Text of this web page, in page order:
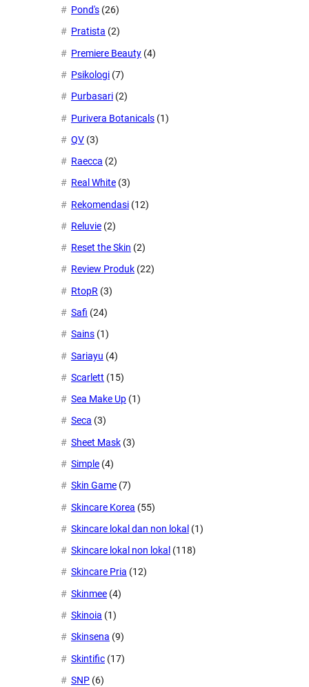
Pond's (26)
Pratista (2)
Premiere Beauty (4)
Psikologi (7)
Purbasari (2)
Purivera Botanicals (1)
QV (3)
Raecca (2)
Real White (3)
Rekomendasi (12)
Reluvie (2)
Reset the Skin (2)
Review Produk (22)
RtopR (3)
Safi (24)
Sains (1)
Sariayu (4)
Scarlett (15)
Sea Make Up (1)
Seca (3)
Sheet Mask (3)
Simple (4)
Skin Game (7)
Skincare Korea (55)
Skincare lokal dan non lokal (1)
Skincare lokal non lokal (118)
Skincare Pria (12)
Skinmee (4)
Skinoia (1)
Skinsena (9)
Skintific (17)
SNP (6)